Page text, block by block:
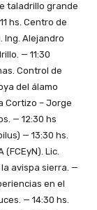
taladrillo grande
hs. Centro de
Ing. Alejandro
— 11:30
Control de
del álamo
Cortizo – Jorge
— 12:30 hs
— 13:30 hs.
Lic.
avispa sierra. —
en el
— 14:30 hs.